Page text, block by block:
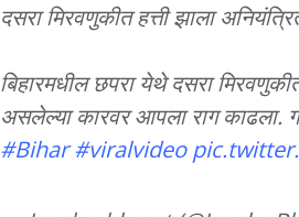
दसरा मिरवणुकीत हत्ती झाला
बिहारमधील छपरा येथे दसरा
असलेल्या कारवर आपला राग काढला.
#Bihar #viralvideo